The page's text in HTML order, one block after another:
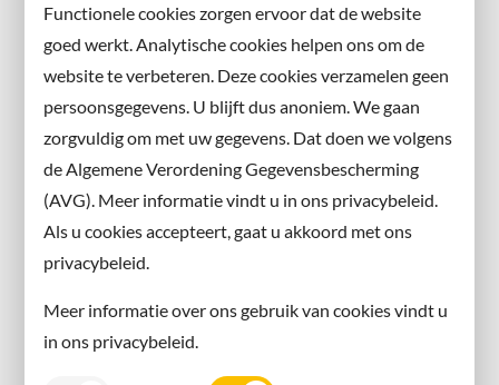
Functionele cookies zorgen ervoor dat de website
goed werkt. Analytische cookies helpen ons om de
website te verbeteren. Deze cookies verzamelen geen
persoonsgegevens. U blijft dus anoniem. We gaan
zorgvuldig om met uw gegevens. Dat doen we volgens
de Algemene Verordening Gegevensbescherming
(AVG). Meer informatie vindt u in ons privacybeleid.
Als u cookies accepteert, gaat u akkoord met ons
privacybeleid.
Meer informatie over ons gebruik van cookies vindt u
in ons privacybeleid.
en volg ons ook op sociale media.
Facebook
X
Instagram
Contact met de gemeente
Contact
Information in English